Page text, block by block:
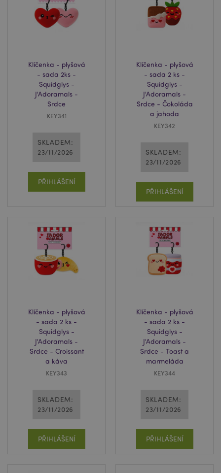
Klíčenka - plyšová
- sada 2ks -
Squidglys -
J'Adoramals -
Srdce
KEY341
SKLADEM:
23/11/2026
PŘIHLÁŠENÍ
Klíčenka - plyšová
- sada 2 ks -
Squidglys -
J'Adoramals -
Srdce - Čokoláda
a jahoda
KEY342
SKLADEM:
23/11/2026
PŘIHLÁŠENÍ
Klíčenka - plyšová
- sada 2 ks -
Squidglys -
J'Adoramals -
Srdce - Croissant
a káva
KEY343
SKLADEM:
23/11/2026
PŘIHLÁŠENÍ
Klíčenka - plyšová
- sada 2 ks -
Squidglys -
J'Adoramals -
Srdce - Toast a
marmeláda
KEY344
SKLADEM:
23/11/2026
PŘIHLÁŠENÍ
www.puckator.cz
_GRECAPTCHA
Google LLC
www.google.com
invalidation
www.puckator.cz